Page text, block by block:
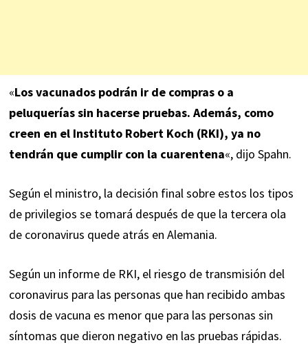
«Los vacunados podrán ir de compras o a
peluquerías sin hacerse pruebas. Además, como
creen en el Instituto Robert Koch (RKI), ya no
tendrán que cumplir con la cuarentena«, dijo Spahn.
Según el ministro, la decisión final sobre estos los tipos
de privilegios se tomará después de que la tercera ola
de coronavirus quede atrás en Alemania.
Según un informe de RKI, el riesgo de transmisión del
coronavirus para las personas que han recibido ambas
dosis de vacuna es menor que para las personas sin
síntomas que dieron negativo en las pruebas rápidas.